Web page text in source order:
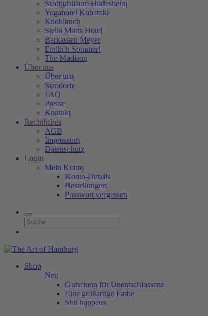
Stadtjubiläum Hildesheim
Yogahotel Kubatzki
Knoblauch
Stella Maris Hotel
Barkassen Meyer
Endlich Sommer!
The Madison
Über uns
Über uns
Standorte
FAQ
Presse
Kontakt
Rechtliches
AGB
Impressum
Datenschutz
Login
Mein Konto
Konto-Details
Bestellungen
Passwort vergessen
Shop
Neu
Gutschein für Unentschlossene
Eine großartige Farbe
Shit happens